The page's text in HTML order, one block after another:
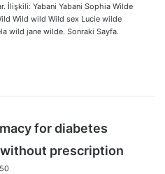
İlişkili: Yabani Yabani Sophia Wilde
Wild wild Wild sex Lucie wilde
wild jane wilde. Sonraki Sayfa.
for diabetes
prescription